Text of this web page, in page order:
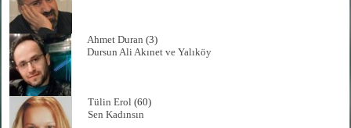
Ahmet Duran (3)
Dursun Ali Akınet ve Yalıköy
Tülin Erol (60)
Sen Kadınsın